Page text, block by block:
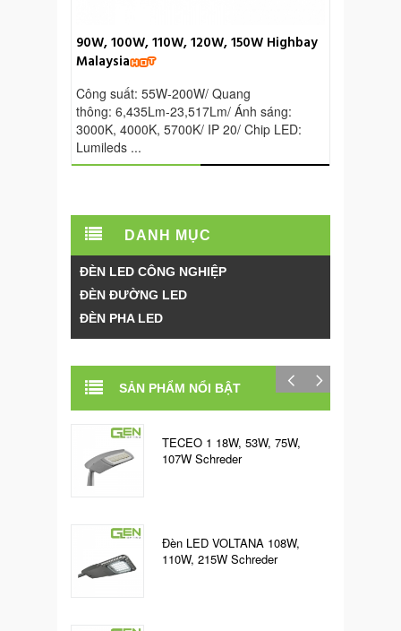
90W, 100W, 110W, 120W, 150W Highbay
Công suất: 55W-200W/ Quang
thông: 6,435Lm-23,517Lm/ Ánh sáng:
3000K, 4000K, 5700K/ IP 20/ Chip LED:
Lumileds ...
DANH MỤC
ĐÈN LED CÔNG NGHIỆP
ĐÈN ĐƯỜNG LED
ĐÈN PHA LED
SẢN PHẨM NỔI BẬT
TECEO 1 18W, 53W, 75W,
107W Schreder
Đèn LED VOLTANA 108W,
110W, 215W Schreder